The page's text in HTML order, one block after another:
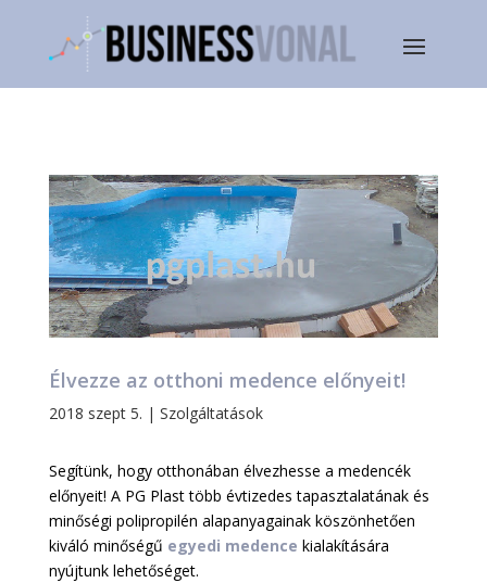
Élvezze az otthoni medence előnyeit!
2018 szept 5. | Szolgáltatások
Segítünk, hogy otthonában élvezhesse a medencék
előnyeit! A PG Plast több évtizedes tapasztalatának és
minőségi polipropilén alapanyagainak köszönhetően
kiváló minőségű egyedi medence kialakítására
nyújtunk lehetőséget.